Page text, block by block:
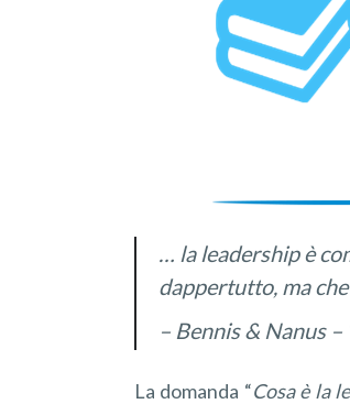
… la leadership è
dappertutto, ma
– Bennis & Nanus –
La domanda “Cosa è la